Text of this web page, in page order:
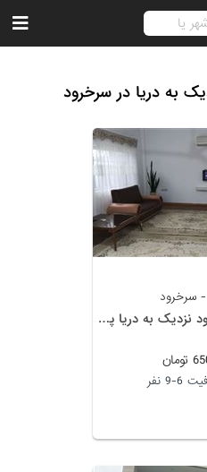
به دریا در سرخرود
- سرخرود
ویلا ساحلی سرخرود نزدیک به دریا پیاده 5 دقیقه محله زیبا ساحلی ارام
9 نفر